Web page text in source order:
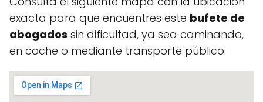
exacta para que encuentres este bufete de
abogados sin dificultad, ya sea caminando,
en coche o mediante transporte público.